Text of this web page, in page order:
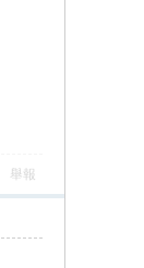
舉報